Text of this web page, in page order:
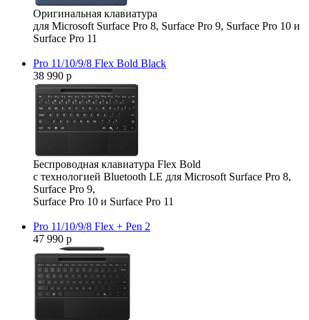
Оригинальная клавиатура
для Microsoft Surface Pro 8, Surface Pro 9, Surface Pro 10 и
Surface Pro 11
Pro 11/10/9/8 Flex Bold Black
38 990 р
Беспроводная клавиатура Flex Bold
с технологией Bluetooth LE для Microsoft Surface Pro 8,
Surface Pro 9,
Surface Pro 10 и Surface Pro 11
Pro 11/10/9/8 Flex + Pen 2
47 990 р